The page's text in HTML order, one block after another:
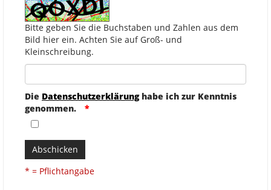
Bitte geben Sie die Buchstaben und Zahlen aus dem
Bild hier ein. Achten Sie auf Groß- und
Kleinschreibung.
Die Datenschutzerklärunghabe ich zur Kenntnis
genommen.
Abschicken
* = Pflichtangabe